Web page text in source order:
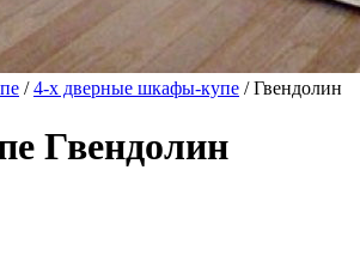
/4-х дверные шкафы-купе / Гвендолин
Гвендолин